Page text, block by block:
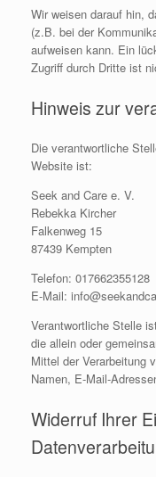
Wir weisen darauf hin,
(z.B. bei der
aufweisen kann. Ein
Zugriff durch Dritte ist
Hinweis zur
Die verantwortliche
Website ist:
Seek and Care e. V.
Rebekka Kircher
Falkenweg 15
87439 Kempten
Telefon: 017662355128
E-Mail:
Verantwortliche Stelle
die allein oder
Mittel der Verarbeitung
Namen, E-Mail-
Widerruf Ihrer